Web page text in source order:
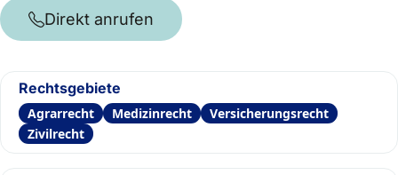
Direkt anrufen
Rechtsgebiete
Agrarrecht Medizinrecht
Versicherungsrecht
Zivilrecht